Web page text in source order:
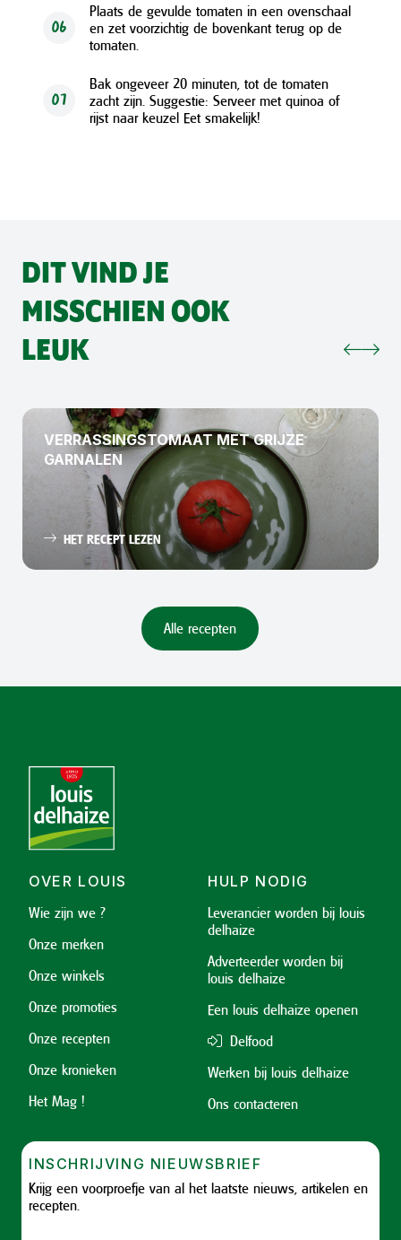
06
Plaats de gevulde tomaten in een ovenschaal
en zet voorzichtig de bovenkant terug op de
tomaten.
07
Bak ongeveer 20 minuten, tot de tomaten
zacht zijn. Suggestie: Serveer met quinoa of
rijst naar keuzel Eet smakelijk!
DIT VIND JE
MISSCHIEN OOK
LEUK
VERRASSINGSTOMAAT MET GRIJZE
GARNALEN
HET RECEPT LEZEN
Alle recepten
OVER LOUIS
Wie zijn we ?
Onze merken
Onze winkels
Onze promoties
Onze recepten
Onze kronieken
Het Mag !
HULP NODIG
Leverancier worden bij louis
delhaize
Adverteerder worden bij
louis delhaize
Een louis delhaize openen
Delfood
Werken bij louis delhaize
Ons contacteren
INSCHRIJVING NIEUWSBRIEF
Krijg een voorproefje van al het laatste nieuws, artikelen en
recepten.